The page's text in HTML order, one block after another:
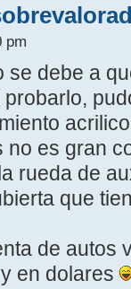
pm
se debe a
no es gran
rueda de
que
de autos
en dolares